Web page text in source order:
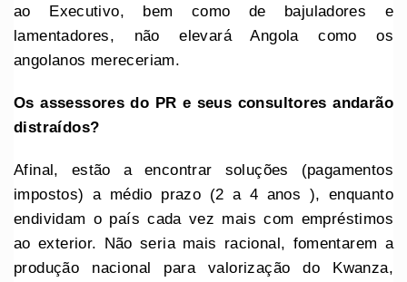
ao Executivo, bem como de bajuladores e
lamentadores, não elevará Angola como os
angolanos mereceriam.
Os assessores do PR e seus consultores andarão
distraídos?
Afinal, estão a encontrar soluções (pagamentos
impostos) a médio prazo (2 a 4 anos ), enquanto
endividam o país cada vez mais com empréstimos
ao exterior. Não seria mais racional, fomentarem a
produção nacional para valorização do Kwanza,